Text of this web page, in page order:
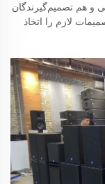
و هم تصمیم‌گیرندگان
لازم را اتخاذ